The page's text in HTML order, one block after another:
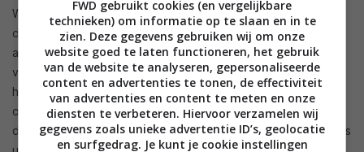
Wie dat wil kan de Dreame H15 Pro Heat ook verbinden met
de Dreame Home-app. Is dat noodzakelijk? Nee, ook zonder
app kun je dit apparaat prima bedienen. Wat kun je dan wel
via de app? Je kan vooral een aantal instellingen aanpassen
hoe er gereageerd moet worden op bepaalde situaties. Wel
of niet automatisch drogen en/of slim drogen bijvoorbeeld,
de was- en droogmodus instellen, maar ook firmware-updates
FWD gebruikt cookies (en vergelijkbare
technieken) om informatie op te slaan en in te
zien. Deze gegevens gebruiken wij om onze
website goed te laten functioneren, het gebruik
van de website te analyseren, gepersonaliseerde
content en advertenties te tonen, de effectiviteit
van advertenties en content te meten en onze
diensten te verbeteren. Hiervoor verzamelen wij
gegevens zoals unieke advertentie ID’s, geolocatie
en surfgedrag. Je kunt je cookie instellingen